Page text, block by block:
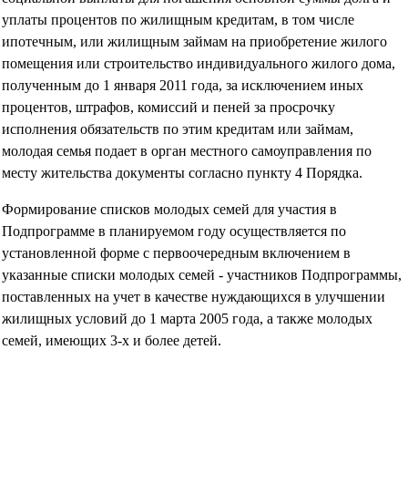
уплаты процентов по жилищным кредитам, в том числе
ипотечным, или жилищным займам на приобретение жилого
помещения или строительство индивидуального жилого дома,
полученным до 1 января 2011 года, за исключением иных
процентов, штрафов, комиссий и пеней за просрочку
исполнения обязательств по этим кредитам или займам,
молодая семья подает в орган местного самоуправления по
месту жительства документы согласно пункту 4 Порядка.
Формирование списков молодых семей для участия в
Подпрограмме в планируемом году осуществляется по
установленной форме с первоочередным включением в
указанные списки молодых семей - участников Подпрограммы,
поставленных на учет в качестве нуждающихся в улучшении
жилищных условий до 1 марта 2005 года, а также молодых
семей, имеющих 3-х и более детей.